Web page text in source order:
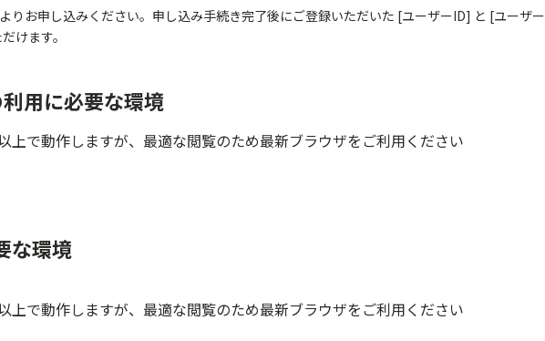
りお申し込みください。申し込み手続き完了後にご登録いただいた [ユーザーID] と [ユーザー
けます。
用に必要な環境
で動作しますが、最適な閲覧のため最新ブラウザをご利用ください
な環境
で動作しますが、最適な閲覧のため最新ブラウザをご利用ください